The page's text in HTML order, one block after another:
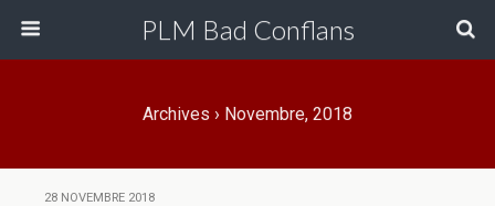
PLM Bad Conflans
Archives › Novembre, 2018
28 NOVEMBRE 2018